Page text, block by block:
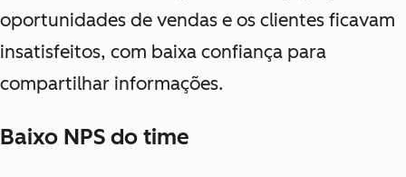
oportunidades de vendas e os clientes ficavam
insatisfeitos, com baixa confiança para
compartilhar informações.
Baixo NPS do time